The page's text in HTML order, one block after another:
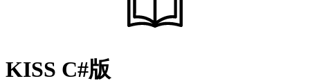
KISS C#版